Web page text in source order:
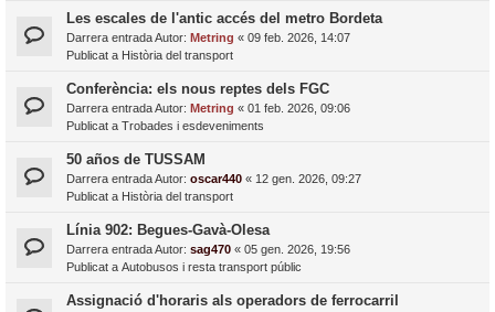
Les escales de l'antic accés del metro Bordeta
Darrera entrada Autor: Metring « 09 feb. 2026, 14:07
Publicat a Història del transport
Conferència: els nous reptes dels FGC
Darrera entrada Autor: Metring « 01 feb. 2026, 09:06
Publicat a Trobades i esdeveniments
50 años de TUSSAM
Darrera entrada Autor: oscar440 « 12 gen. 2026, 09:27
Publicat a Història del transport
Línia 902: Begues-Gavà-Olesa
Darrera entrada Autor: sag470 « 05 gen. 2026, 19:56
Publicat a Autobusos i resta transport públic
Assignació d'horaris als operadors de ferrocarril